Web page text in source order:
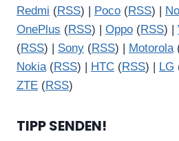
Redmi (RSS) | Poco (RSS) |
OnePlus (RSS) | Oppo (RSS) |
(RSS) | Sony (RSS) | Motorola
Nokia(RSS) | HTC (RSS) | LG
ZTE (RSS)
TIPP SENDEN!